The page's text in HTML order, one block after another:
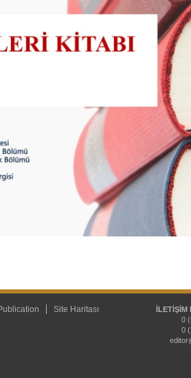
Site Haritası
İLETİŞİM
0
0